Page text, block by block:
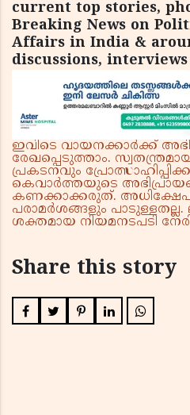
current top stories,
Breaking News on
Affairs in India &
discussions,
ഇവിടെ വായനക്കാർക്ക്
രേഖപ്പെടുത്താം.
പ്രകടനവും
കെവാർത്തയുടെ
കണക്കാക്കരുത്.
പരാമർശങ്ങളും
ശക്തമായ നിയമനടപടി
Share this story